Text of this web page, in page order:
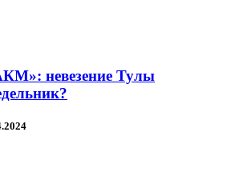
невезение Тулы